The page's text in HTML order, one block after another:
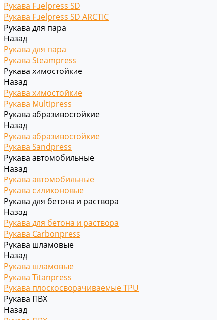
Рукава Fuelpress SD
Рукава Fuelpress SD ARCTIC
Рукава для пара
Назад
Рукава для пара
Рукава Steampress
Рукава химостойкие
Назад
Рукава химостойкие
Рукава Multipress
Рукава абразивостойкие
Назад
Рукава абразивостойкие
Рукава Sandpress
Рукава автомобильные
Назад
Рукава автомобильные
Рукава силиконовые
Рукава для бетона и раствора
Назад
Рукава для бетона и раствора
Рукава Carbonpress
Рукава шламовые
Назад
Рукава шламовые
Рукава Titanpress
Рукава плоскосворачиваемые TPU
Рукава ПВХ
Назад